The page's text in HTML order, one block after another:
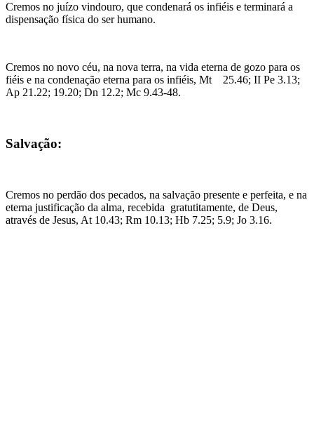
Cremos no juízo vindouro, que condenará os infiéis e terminará a
dispensação física do ser humano.
Cremos no novo céu, na nova terra, na vida eterna de gozo para os
fiéis e na condenação eterna para os infiéis, Mt 25.46; II Pe 3.13;
Ap 21.22; 19.20; Dn 12.2; Mc 9.43-48.
Salvação:
Cremos no perdão dos pecados, na salvação presente e perfeita, e na
eterna justificação da alma, recebida gratutitamente, de Deus,
através de Jesus, At 10.43; Rm 10.13; Hb 7.25; 5.9; Jo 3.16.